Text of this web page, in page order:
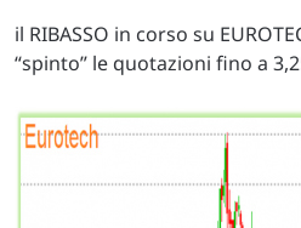
il RIBASSO in corso su
“spinto” le quotazioni fino a